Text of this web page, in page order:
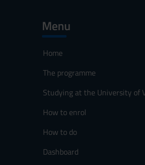
Menu
Home
The programme
Studying at the University of
How to enrol
How to do
Dashboard